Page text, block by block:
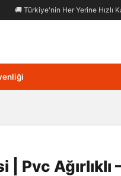
🚚 Türkiye'nin Her Yerine Hızlı
| Pvc Ağırlıklı